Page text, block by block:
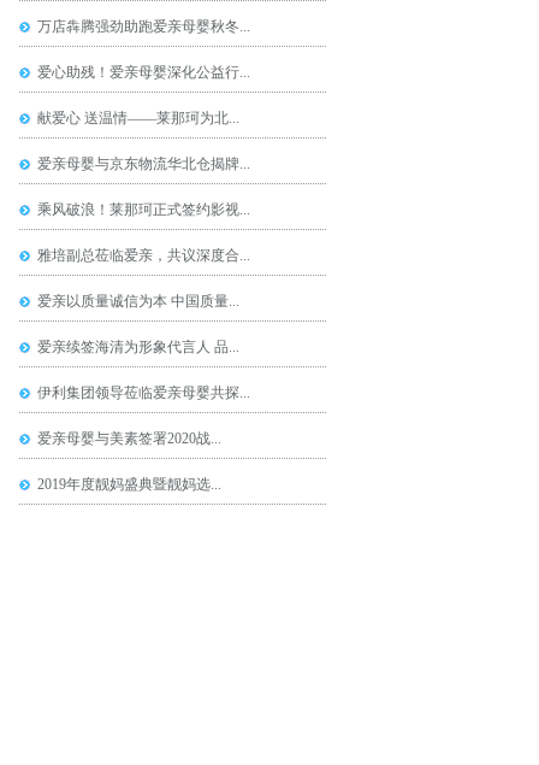
万店犇腾强劲助跑爱亲母婴秋冬...
爱心助残！爱亲母婴深化公益行...
献爱心 送温情——莱那珂为北...
爱亲母婴与京东物流华北仓揭牌...
乘风破浪！莱那珂正式签约影视...
雅培副总莅临爱亲，共议深度合...
爱亲以质量诚信为本 中国质量...
爱亲续签海清为形象代言人 品...
伊利集团领导莅临爱亲母婴共探...
爱亲母婴与美素签署2020战...
2019年度靓妈盛典暨靓妈选...